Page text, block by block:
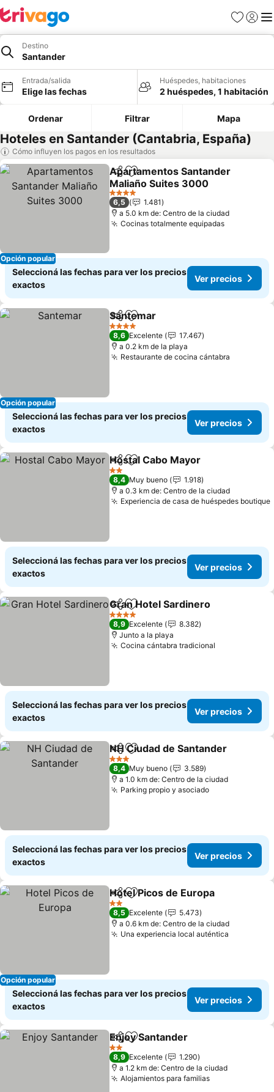
Favoritos
Iniciar
Destino
Santander
Entrada/salida
Elige las fechas
Huéspedes, habitaciones
2 huéspedes, 1 habitación
Ordenar Filtrar Mapa
Hoteles en Santander (Cantabria, España)
Cómo influyen los pagos en los resultados
Opción popular
CompartirAñadir a favoritos
Apartamentos Santander
Maliaño Suites 3000
4 Estrellas
6,5
1.481
a 5.0 km de: Centro de la ciudad
Cocinas totalmente equipadas
Seleccioná las fechas para ver los precios
exactos
Ver precios
Opción popular
CompartirAñadir a favoritos
Santemar
4 Estrellas
8,6 Excelente
17.467
a 0.2 km de la playa
Restaurante de cocina cántabra
Seleccioná las fechas para ver los precios
exactos
Ver precios
CompartirAñadir a favoritos
Hostal Cabo Mayor
2 Estrellas
8,4 Muy bueno
1.918
a 0.3 km de: Centro de la ciudad
Experiencia de casa de huéspedes boutique
Seleccioná las fechas para ver los precios
exactos
Ver precios
CompartirAñadir a favoritos
Gran Hotel Sardinero
4 Estrellas
8,9 Excelente
8.382
Junto a la playa
Cocina cántabra tradicional
Seleccioná las fechas para ver los precios
exactos
Ver precios
CompartirAñadir a favoritos
NH Ciudad de Santander
3 Estrellas
8,4 Muy bueno
3.589
a 1.0 km de: Centro de la ciudad
Parking propio y asociado
Seleccioná las fechas para ver los precios
exactos
Ver precios
Opción popular
CompartirAñadir a favoritos
Hotel Picos de Europa
2 Estrellas
8,5 Excelente
5.473
a 0.6 km de: Centro de la ciudad
Una experiencia local auténtica
Seleccioná las fechas para ver los precios
exactos
Ver precios
CompartirAñadir a favoritos
Enjoy Santander
2 Estrellas
8,9 Excelente
1.290
a 1.2 km de: Centro de la ciudad
Alojamientos para familias